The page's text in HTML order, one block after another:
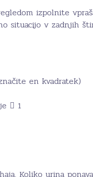
izpolnite
situacijo v zadnjih
en kvadratek)
 1
Koliko urina